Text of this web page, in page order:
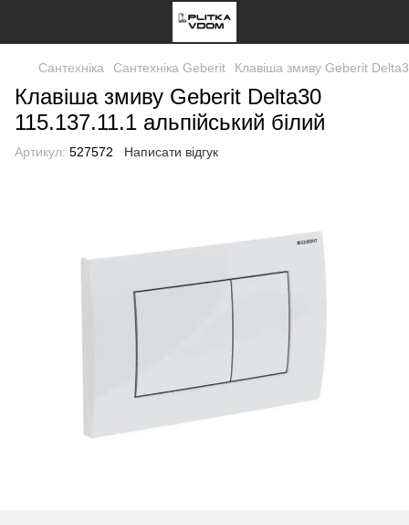
Сантехніка Сантехніка Geberit Клавіша змиву Geberit
Клавіша змиву Geberit Delta30
115.137.11.1 альпійський білий
Артикул: 527572 Написати відгук